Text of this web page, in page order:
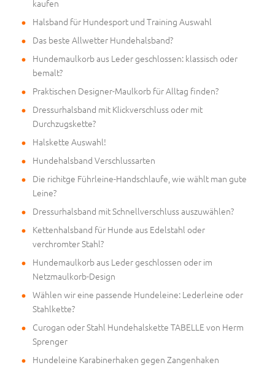
kaufen
Halsband für Hundesport und Training Auswahl
Das beste Allwetter Hundehalsband?
Hundemaulkorb aus Leder geschlossen: klassisch oder
bemalt?
Praktischen Designer-Maulkorb für Alltag finden?
Dressurhalsband mit Klickverschluss oder mit
Durchzugskette?
Halskette Auswahl!
Hundehalsband Verschlussarten
Die richitge Führleine-Handschlaufe, wie wählt man gute
Leine?
Dressurhalsband mit Schnellverschluss auszuwählen?
Kettenhalsband für Hunde aus Edelstahl oder
verchromter Stahl?
Hundemaulkorb aus Leder geschlossen oder im
Netzmaulkorb-Design
Wählen wir eine passende Hundeleine: Lederleine oder
Stahlkette?
Curogan oder Stahl Hundehalskette TABELLE von Herm
Sprenger
Hundeleine Karabinerhaken gegen Zangenhaken